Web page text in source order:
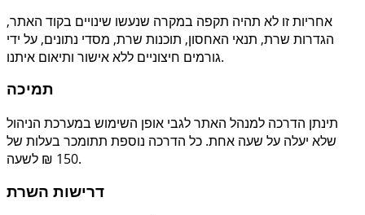
אחריות זו לא תהיה תקפה במקרה שנעשו שינויים בקוד האתר,
הגדרות שרת, תנאי האחסון, תוכנות שרת, מסדי נתונים, על ידי
גורמים חיצוניים ללא אישור ותיאום איתנו.
תמיכה
תינתן הדרכה למנהל האתר לגבי אופן השימוש במערכת הניהול
שלא יעלה על שעה אחת. כל הדרכה נוספת תתומכר בעלות של
150 ₪ לשעה.
דרישות השרת